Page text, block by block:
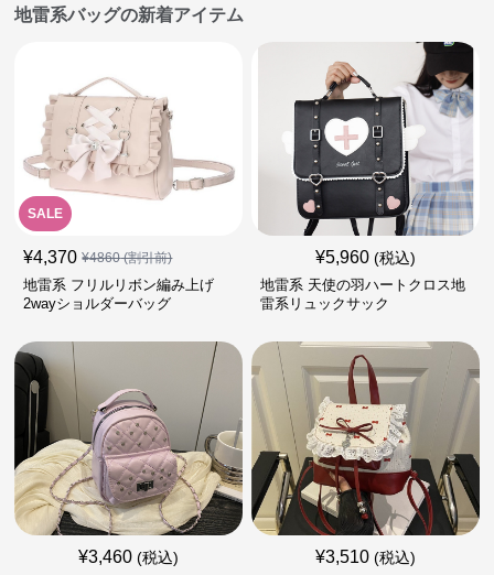
地雷系バッグの新着アイテム
SALE
¥4,370 ¥4860(割引前)
地雷系 フリルリボン編み上げ
2wayショルダーバッグ
¥5,960 (税込)
地雷系 天使の羽ハートクロス地
雷系リュックサック
¥3,460 (税込) ¥3,510 (税込)